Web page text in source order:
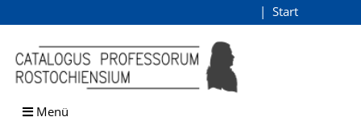
Browsen
direkt zum Inhalt
Start
Menü